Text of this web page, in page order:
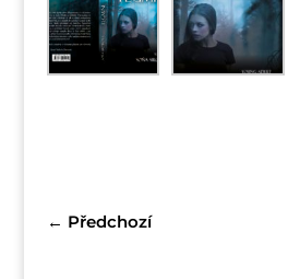
← Předchozí